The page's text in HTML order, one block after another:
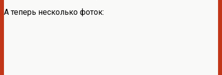
А теперь несколько фоток: